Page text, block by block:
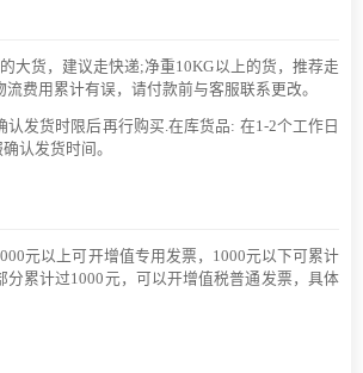
大货，建议走快递;净重10KG以上的货，推荐走
费用累计有误，请付款前与客服联系更改。
认发货时限后再行购买.在库货品: 在1-2个工作日
认发货时间。
元以上可开增值专用发票，1000元以下可累计
分累计过1000元，可以开增值税普通发票，具体